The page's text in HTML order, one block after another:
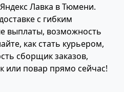
Лавка в Тюмени.
с гибким
выплаты, возможность
как стать курьером,
сборщик заказов,
или повар прямо сейчас!